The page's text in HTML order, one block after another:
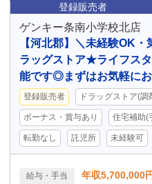
登録販売者
ゲンキー条南小学校北店
【河北郡】＼未経験OK
ラッグストア★ライフス
能です◎まずはお気軽にお
登録販売者 ドラッグストア(調
ボーナス・賞与あり 住宅補助(
転勤なし 託児所 未経験可
給与・手当 年収5,700,000